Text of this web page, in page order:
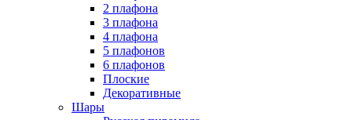
2 плафона
3 плафона
4 плафона
5 плафонов
6 плафонов
Плоские
Декоративные
Шары